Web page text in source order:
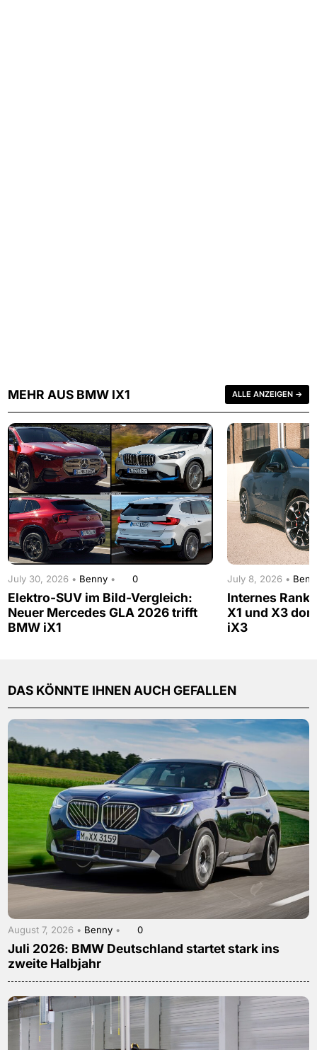
MEHR AUS BMW IX1 ALLE ANZEIGEN →
July 30, 2026 • Benny • 0
Elektro-SUV im Bild-Vergleich:
Neuer Mercedes GLA 2026 trifft
BMW iX1
July 8, 2026 •
Internes
X1 und X3
iX3
DAS KÖNNTE IHNEN AUCH GEFALLEN
August 7, 2026 • Benny • 0
Juli 2026: BMW Deutschland startet stark ins
zweite Halbjahr